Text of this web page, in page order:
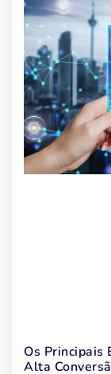
Os Principais
Alta